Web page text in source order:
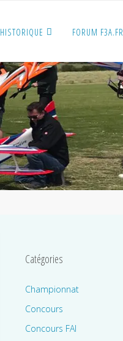
HISTORIQUE FORUM F3A.FR
Catégories
Championnat
Concours
Concours FAI